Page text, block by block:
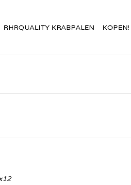
RHRQUALITY KRABPALEN KOPEN!